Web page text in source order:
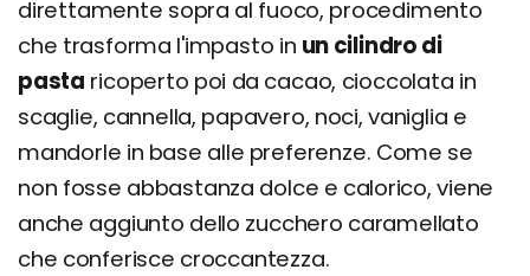
direttamente sopra al fuoco, procedimento
che trasforma l'impasto in un cilindro di
pasta ricoperto poi da cacao, cioccolata in
scaglie, cannella, papavero, noci, vaniglia e
mandorle in base alle preferenze. Come se
non fosse abbastanza dolce e calorico, viene
anche aggiunto dello zucchero caramellato
che conferisce croccantezza.